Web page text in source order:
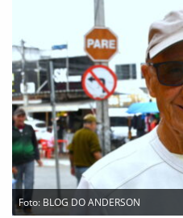
Foto: BLOG DO ANDERSON